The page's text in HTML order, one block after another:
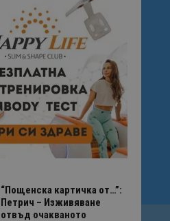
“Пощенска картичка от…”:
Петрич – Изживяване
отвъд очакваното